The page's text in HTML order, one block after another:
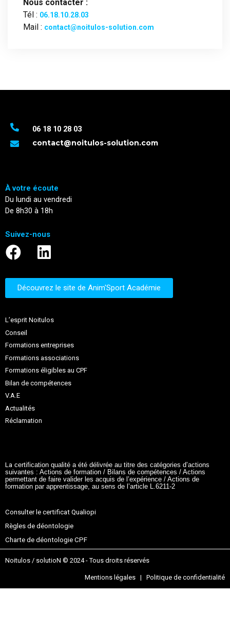
Nous contacter :
Tél : 06.18.10.28.03
Mail : contact@noitulos-solution.com
06 18 10 28 03
contact@noitulos-solution.com
À votre écoute
Du lundi au vendredi
De 8h30 à 18h
Suivez-nous
Découvrez le site de Anim'Sport Académie
L’esprit Noitulos
Conseil
Formations entreprises
Formations associations
Formations éligibles au CPF
Bilan de compétences
V.A.E
Actualités
Réclamation
La certification qualité a été délivrée au titre des catégories d’actions
suivantes : Actions de formation / Bilans de compétences / Actions
permettant de faire valider les acquis de l’expérience / Actions de
formation par apprentissage, au sens de l’article L.6211-2
Consulter le certificat Qualiopi
Règles de déontologie
Charte de déontologie CPF
Noitulos / solutioN © 2024 - Tous droits réservés
Mentions légales | Politique de confidentialité